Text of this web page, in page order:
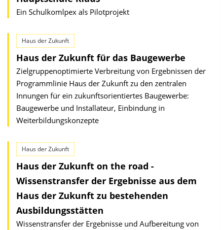
Ein Schulkomlpex als Pilotprojekt
Haus der Zukunft
Haus der Zukunft für das Baugewerbe
Zielgruppenoptimierte Verbreitung von Ergebnissen der
Programmlinie Haus der Zukunft zu den zentralen
Innungen für ein zukunftsorientiertes Baugewerbe:
Baugewerbe und Installateur, Einbindung in
Weiterbildungskonzepte
Haus der Zukunft
Haus der Zukunft on the road -
Wissenstransfer der Ergebnisse aus dem
Haus der Zukunft zu bestehenden
Ausbildungsstätten
Wissenstransfer der Ergebnisse und Aufbereitung von